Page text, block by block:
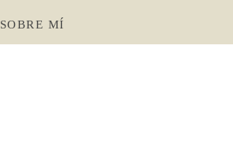
SOBRE MÍ